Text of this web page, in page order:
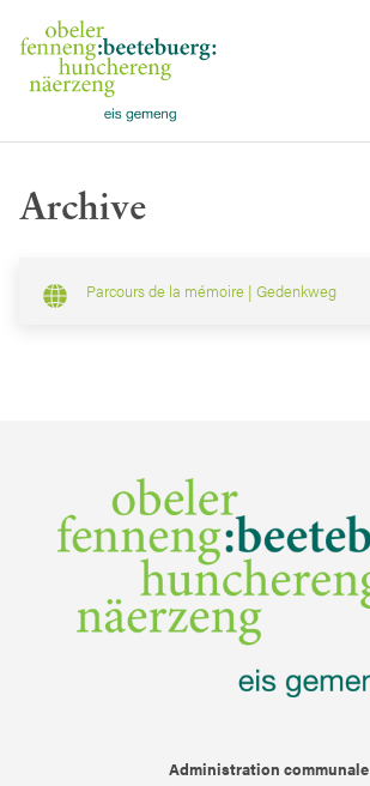
Archive
Parcours de la mémoire | Gedenkweg
Administration communale